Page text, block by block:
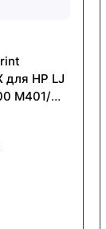
для HP LJ
M401/